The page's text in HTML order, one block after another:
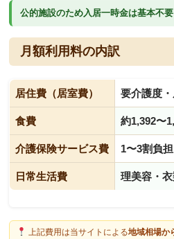
公的施設のため入居一時金は基本不要
月額利用料の内訳
居住費（居室費） 要介護度
食費 約1,392〜
介護保険サービス費 1〜3割負
日常生活費 理美容・
上記費用は当サイトによる地域相場か